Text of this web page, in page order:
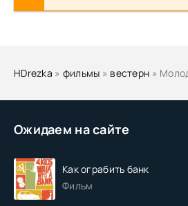
Ожидаем на сайте
Как ограбить банк
Фильм
HDrezka » фильмы » вестерн »